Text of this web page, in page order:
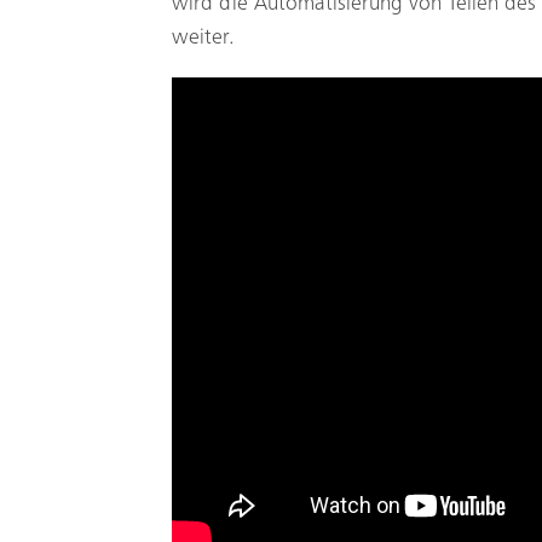
wird die Automatisierung von Teilen des
weiter.